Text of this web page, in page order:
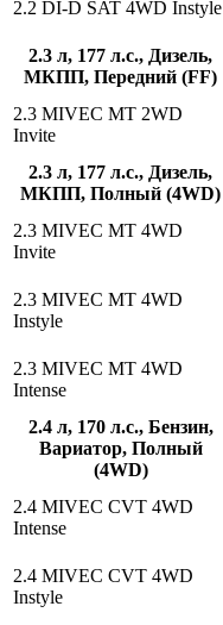
2.2 DI-D SAT 4WD Instyle
2.3 л, 177 л.с., Дизель,
МКПП, Передний (FF)
2.3 MIVEC MT 2WD
Invite
2.3 л, 177 л.с., Дизель,
МКПП, Полный (4WD)
2.3 MIVEC MT 4WD
Invite
2.3 MIVEC MT 4WD
Instyle
2.3 MIVEC MT 4WD
Intense
2.4 л, 170 л.с., Бензин,
Вариатор, Полный
(4WD)
2.4 MIVEC CVT 4WD
Intense
2.4 MIVEC CVT 4WD
Instyle